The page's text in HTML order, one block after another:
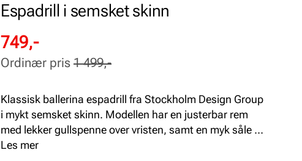
Espadrill i semsket skinn
Rabattert
pris
Pris
749,-
Ordinær
pris
Pris
Ordinær pris 1 499,-
Klassisk ballerina espadrill fra Stockholm Design Group
i mykt semsket skinn. Modellen har en justerbar rem
med lekker gullspenne over vristen, samt en myk såle på
innsiden for god komfort. Håndlaget i Spania med
Les mer